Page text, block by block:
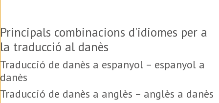
Principals combinacions d'idiomes per a
la traducció al danès
Traducció de danès a espanyol – espanyol a
danès
Traducció de danès a anglès – anglès a danès